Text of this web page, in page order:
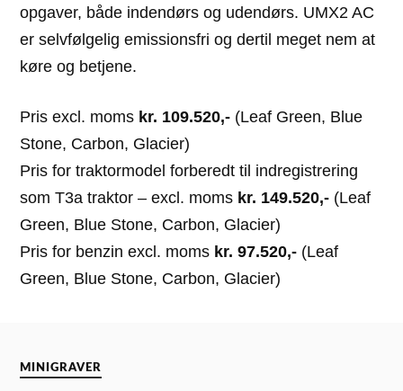
opgaver, både indendørs og udendørs. UMX2 AC
er selvfølgelig emissionsfri og dertil meget nem at
køre og betjene.
Pris excl. moms kr. 109.520,- (Leaf Green, Blue
Stone, Carbon, Glacier)
Pris for traktormodel forberedt til indregistrering
som T3a traktor – excl. moms kr. 149.520,- (Leaf
Green, Blue Stone, Carbon, Glacier)
Pris for benzin excl. moms kr. 97.520,- (Leaf
Green, Blue Stone, Carbon, Glacier)
MINIGRAVER